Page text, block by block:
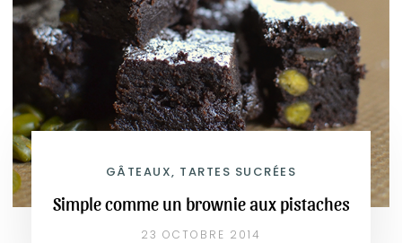
GÂTEAUX, TARTES SUCRÉES
Simple comme un brownie aux pistaches
23 OCTOBRE 2014